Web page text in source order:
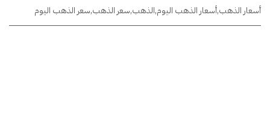
أسعار الذهب,أسعار الذهب اليوم,الذهب,سعر الذهب,سعر الذهب اليوم